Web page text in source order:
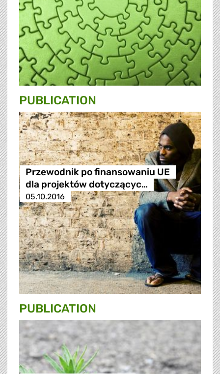
PUBLICATION
Przewodnik po finansowaniu UE
dla projektów dotyczącyc…
05.10.2016
PUBLICATION